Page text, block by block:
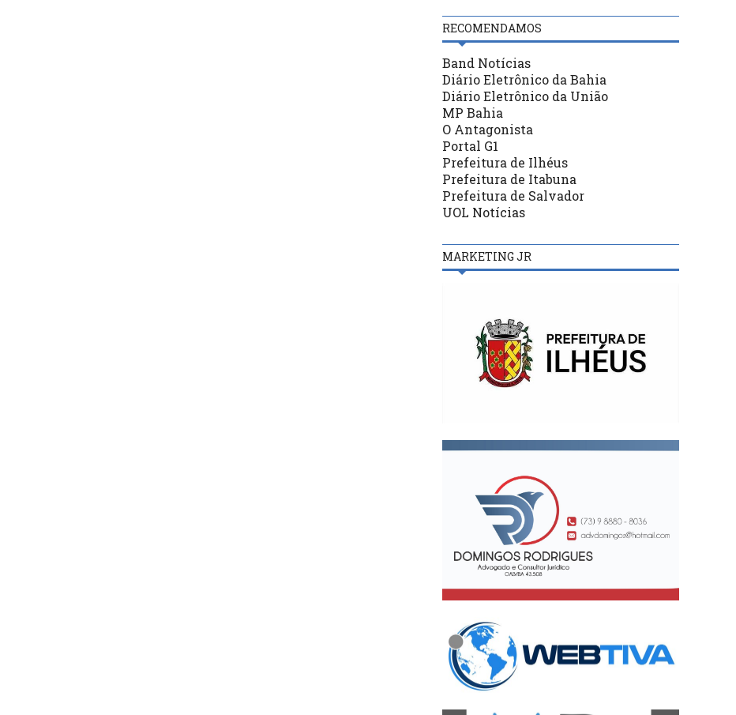
RECOMENDAMOS
Band Notícias
Diário Eletrônico da Bahia
Diário Eletrônico da União
MP Bahia
O Antagonista
Portal G1
Prefeitura de Ilhéus
Prefeitura de Itabuna
Prefeitura de Salvador
UOL Notícias
MARKETING JR